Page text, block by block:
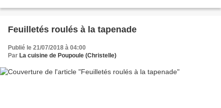
Feuilletés roulés à la tapenade
Publié le 21/07/2018 à 04:00
Par La cuisine de Poupoule (Christelle)